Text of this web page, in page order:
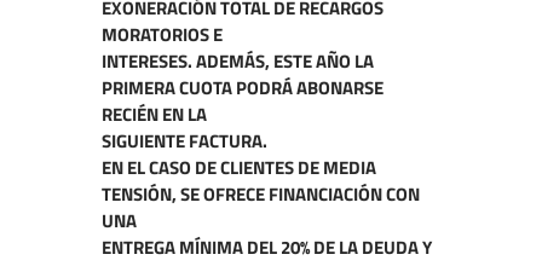
EXONERACIÓN TOTAL DE RECARGOS
MORATORIOS E
INTERESES. ADEMÁS, ESTE AÑO LA
PRIMERA CUOTA PODRÁ ABONARSE
RECIÉN EN LA
SIGUIENTE FACTURA.
EN EL CASO DE CLIENTES DE MEDIA
TENSIÓN, SE OFRECE FINANCIACIÓN CON
UNA
ENTREGA MÍNIMA DEL 20% DE LA DEUDA Y